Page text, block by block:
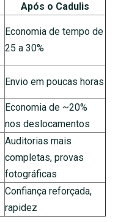
Após o Cadulis
Economia de tempo de
25 a 30%
Envio em poucas horas
Economia de ~20%
nos deslocamentos
Auditorias mais
completas, provas
fotográficas
Confiança reforçada,
rapidez